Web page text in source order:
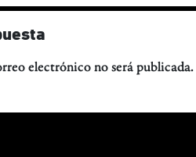
electrónico no será publicada.